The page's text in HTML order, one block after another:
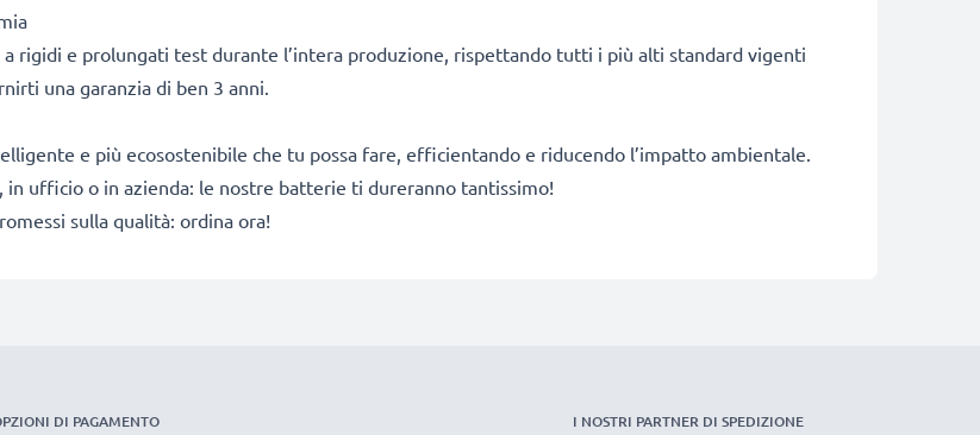
rigidi e prolungati test durante l’intera produzione, rispettando tutti i più alti standard vigenti
una garanzia di ben 3 anni.
e più ecosostenibile che tu possa fare, efficientando e riducendo l’impatto ambientale.
ufficio o in azienda: le nostre batterie ti dureranno tantissimo!
sulla qualità: ordina ora!
DI PAGAMENTO I NOSTRI PARTNER DI SPEDIZIONE